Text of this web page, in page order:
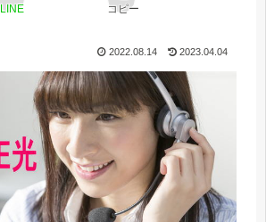
LINE コピー
2022.08.14 2023.04.04